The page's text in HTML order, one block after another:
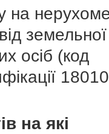
на
земельної
осіб (код
на які